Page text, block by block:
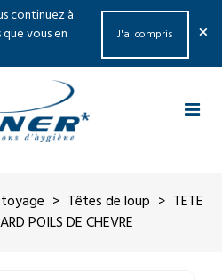
continuez à
vous en
J'ai compris ×
> Têtes de loup > TETE
POILS DE CHEVRE